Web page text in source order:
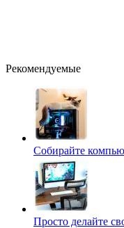
Рекомендуемые
Собирайте
Просто делайте